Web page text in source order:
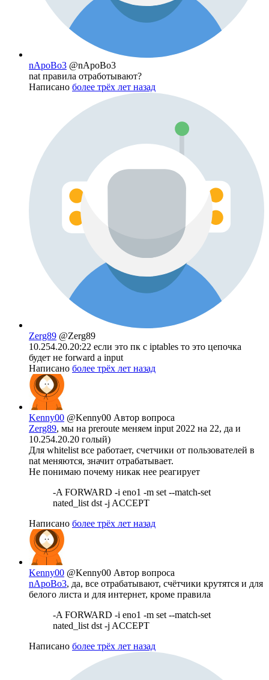
nApoBo3 @nApoBo3
nat правила отработывают?
Написано более трёх лет назад
Zerg89 @Zerg89
10.254.20.20:22 если это пк с iptables то это цепочка
будет не forward а input
Написано более трёх лет назад
Kenny00 @Kenny00 Автор вопроса
Zerg89, мы на preroute меняем input 2022 на 22, да и
10.254.20.20 голый)
Для whitelist все работает, счетчики от пользователей в
nat меняются, значит отрабатывает.
Не понимаю почему никак нее реагирует
-A FORWARD -i eno1 -m set --match-set
nated_list dst -j ACCEPT
Написано более трёх лет назад
Kenny00 @Kenny00 Автор вопроса
nApoBo3, да, все отрабатывают, счётчики крутятся и для
белого листа и для интернет, кроме правила
-A FORWARD -i eno1 -m set --match-set
nated_list dst -j ACCEPT
Написано более трёх лет назад